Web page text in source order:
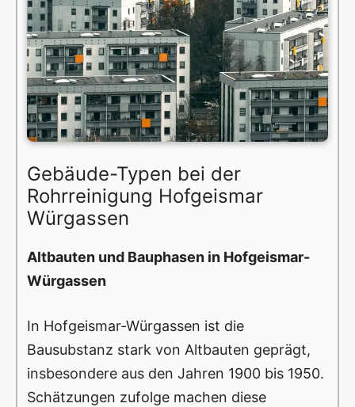
Gebäude-Typen bei der
Rohrreinigung Hofgeismar
Würgassen
Altbauten und Bauphasen in Hofgeismar-
Würgassen
In Hofgeismar-Würgassen ist die
Bausubstanz stark von Altbauten geprägt,
insbesondere aus den Jahren 1900 bis 1950.
Schätzungen zufolge machen diese